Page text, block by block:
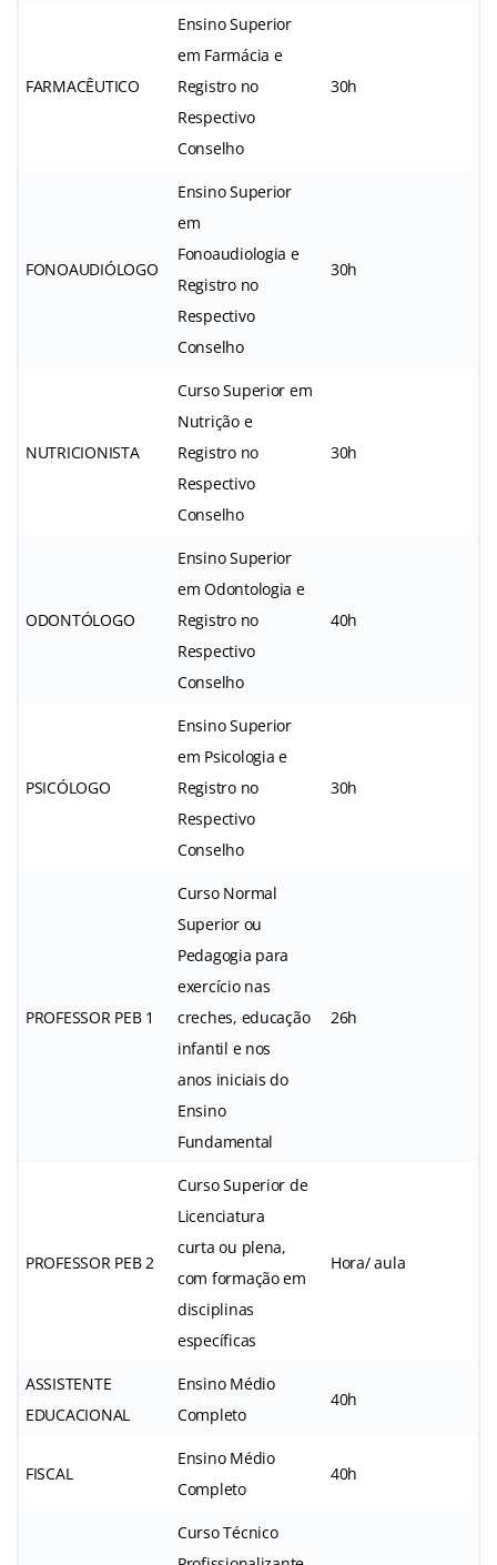
FARMACÊUTICO
Ensino Superior
em Farmácia e
Registro no
Respectivo
Conselho
30h
FONOAUDIÓLOGO
Ensino Superior
em
Fonoaudiologia e
Registro no
Respectivo
Conselho
30h
NUTRICIONISTA
Curso Superior em
Nutrição e
Registro no
Respectivo
Conselho
30h
ODONTÓLOGO
Ensino Superior
em Odontologia e
Registro no
Respectivo
Conselho
40h
PSICÓLOGO
Ensino Superior
em Psicologia e
Registro no
Respectivo
Conselho
30h
PROFESSOR PEB 1
Curso Normal
Superior ou
Pedagogia para
exercício nas
creches, educação
infantil e nos
anos iniciais do
Ensino
Fundamental
26h
PROFESSOR PEB 2
Curso Superior de
Licenciatura
curta ou plena,
com formação em
disciplinas
específicas
Hora/ aula
ASSISTENTE
EDUCACIONAL
Ensino Médio
Completo
40h
FISCAL
Ensino Médio
Completo
40h
Curso Técnico